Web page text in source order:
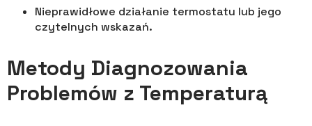
Nieprawidłowe działanie termostatu lub jego
czytelnych wskazań.
Metody Diagnozowania
Problemów z Temperaturą